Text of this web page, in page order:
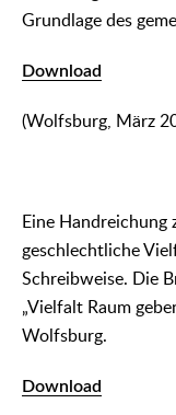
Grundlage des
Download
(Wolfsburg, März
Eine Handreichung
geschlechtliche
Schreibweise. Die
„Vielfalt Raum
Wolfsburg.
Download